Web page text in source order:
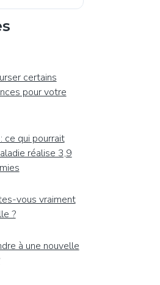
certains
pour votre
ce qui pourrait
réalise 3,9
vous vraiment
?
à une nouvelle